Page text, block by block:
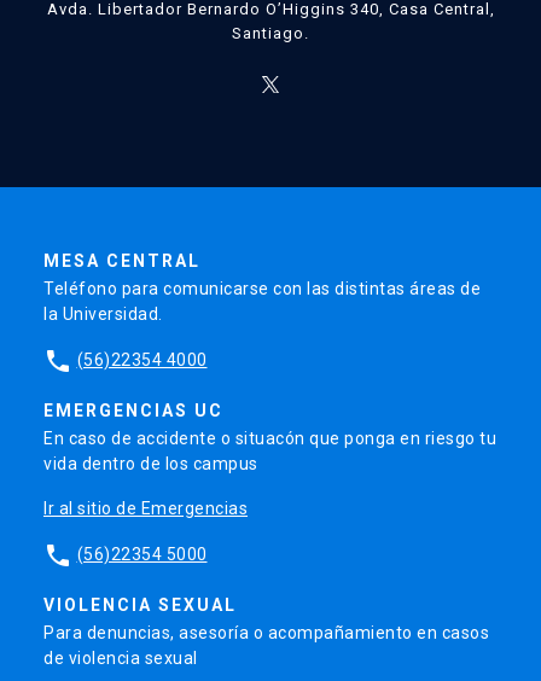
Avda. Libertador Bernardo O’Higgins 340, Casa Central,
Santiago.
MESA CENTRAL
Teléfono para comunicarse con las distintas áreas de
la Universidad.
phone (56)22354 4000
EMERGENCIAS UC
En caso de accidente o situacón que ponga en riesgo tu
vida dentro de los campus
Ir al sitio de Emergencias
phone (56)22354 5000
VIOLENCIA SEXUAL
Para denuncias, asesoría o acompañamiento en casos
de violencia sexual